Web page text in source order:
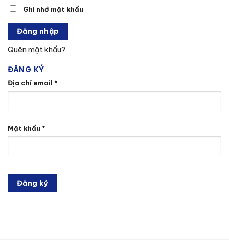
Ghi nhớ mật khẩu
Đăng nhập
Quên mật khẩu?
ĐĂNG KÝ
Địa chỉ email *
buộc
Mật khẩu *
buộc
Đăng ký